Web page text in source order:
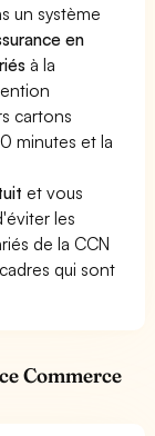
un système
en
à la
cartons
minutes et la
et vous
les
de la CCN
qui sont
Commerce